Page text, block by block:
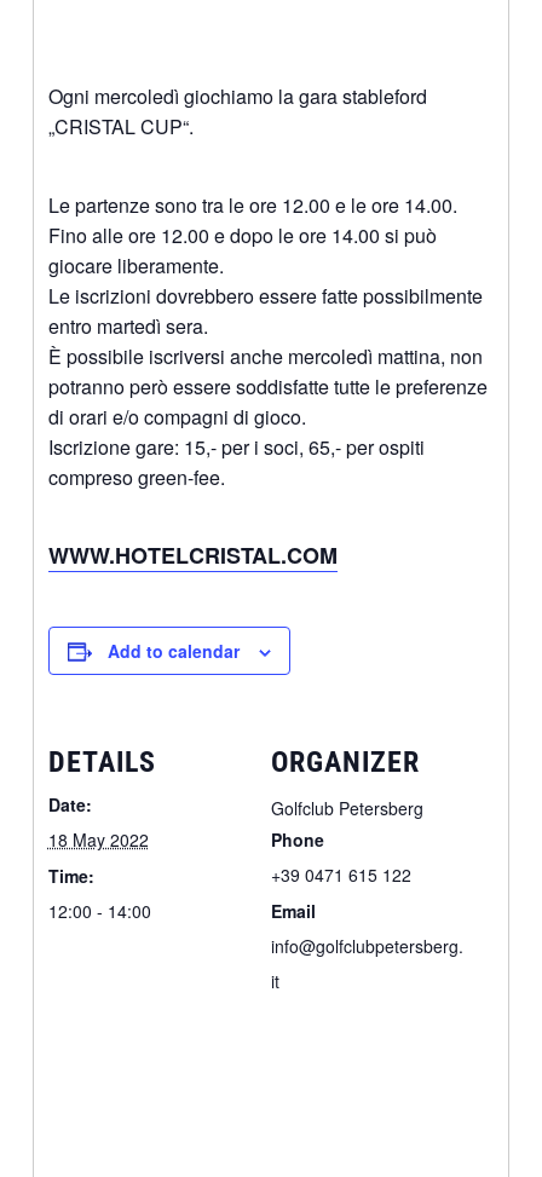
Ogni mercoledì giochiamo la gara stableford
„CRISTAL CUP“.
Le partenze sono tra le ore 12.00 e le ore 14.00.
Fino alle ore 12.00 e dopo le ore 14.00 si può
giocare liberamente.
Le iscrizioni dovrebbero essere fatte possibilmente
entro martedì sera.
È possibile iscriversi anche mercoledì mattina, non
potranno però essere soddisfatte tutte le preferenze
di orari e/o compagni di gioco.
Iscrizione gare: 15,- per i soci, 65,- per ospiti
compreso green-fee.
WWW.HOTELCRISTAL.COM
Add to calendar
DETAILS
Date:
18 May 2022
Time:
12:00 - 14:00
ORGANIZER
Golfclub Petersberg
Phone
+39 0471 615 122
Email
info@golfclubpetersberg.
it